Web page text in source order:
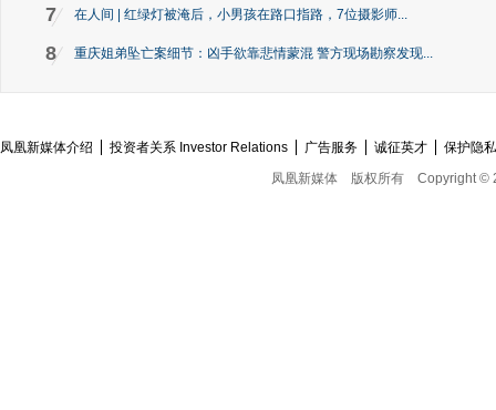
7 在人间 | 红绿灯被淹后，小男孩在路口指路，7位摄影师...
8 重庆姐弟坠亡案细节：凶手欲靠悲情蒙混 警方现场勘察发现...
凤凰新媒体介绍 投资者关系 Investor Relations 广告服务 诚征英才
保护隐
凤凰新媒体
版权所有 Copyright ©